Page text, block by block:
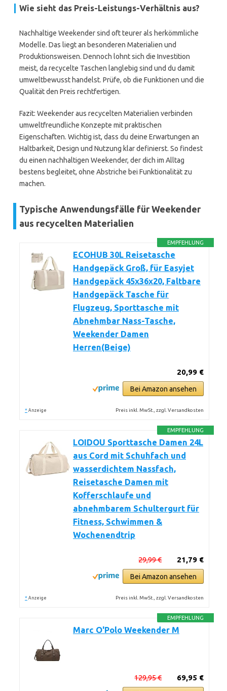
Wie sieht das Preis-Leistungs-Verhältnis aus?
Nachhaltige Weekender sind oft teurer als herkömmliche
Modelle. Das liegt an besonderen Materialien und
Produktionsweisen. Dennoch lohnt sich die Investition
meist, da recycelte Taschen langlebig sind und du damit
umweltbewusst handelst. Prüfe, ob die Funktionen und die
Qualität den Preis rechtfertigen.
Fazit: Weekender aus recycelten Materialien verbinden
umweltfreundliche Konzepte mit praktischen
Eigenschaften. Wichtig ist, dass du deine Erwartungen an
Haltbarkeit, Design und Nutzung klar definierst. So findest
du einen nachhaltigen Weekender, der dich im Alltag
bestens begleitet, ohne Abstriche bei Funktionalität zu
machen.
Typische Anwendungsfälle für Weekender
aus recycelten Materialien
EMPFEHLUNG
ECOHUB 30L Reisetasche
Handgepäck Groß, für Easyjet
Handgepäck 45x36x20, Faltbare
Handgepäck Tasche für
Flugzeug, Sporttasche mit
Abnehmbar Nass-Tasche,
Weekender Damen
Herren(Beige)
20,99 €
Bei Amazon ansehen
* Anzeige Preis inkl. MwSt., zzgl. Versandkosten
EMPFEHLUNG
LOIDOU Sporttasche Damen 24L
aus Cord mit Schuhfach und
wasserdichtem Nassfach,
Reisetasche Damen mit
Kofferschlaufe und
abnehmbarem Schultergurt für
Fitness, Schwimmen &
Wochenendtrip
21,79 €
29,99 €
Bei Amazon ansehen
* Anzeige Preis inkl. MwSt., zzgl. Versandkosten
EMPFEHLUNG
Marc O'Polo Weekender M
69,95 €
129,95 €